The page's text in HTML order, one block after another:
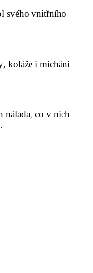
svého vnitřního
koláže i míchání
nálada, co v nich